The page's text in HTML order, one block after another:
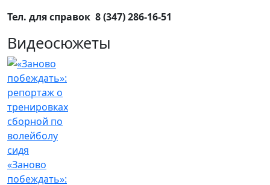
Тел. для справок 8 (347) 286-16-51
Видеосюжеты
«Заново
побеждать»: